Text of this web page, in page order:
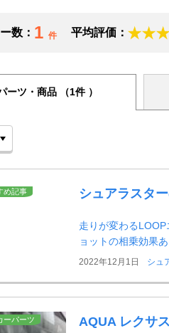
数： 1 件 平均評価：
ーツ・商品 （1件 ）
め記事 シュアラスタ
走りが変わる
ョットの相乗効果あ
2022年12月1日 シュ
ーパーツ AQUA レクサ